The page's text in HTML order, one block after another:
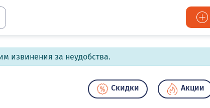
извинения за неудобства.
Скидки Акции